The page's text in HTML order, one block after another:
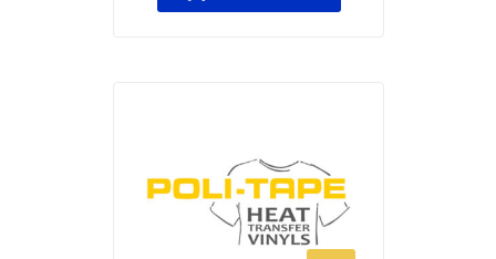
wiele
wariantów.
Opcje